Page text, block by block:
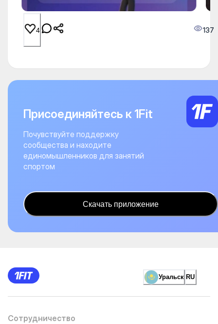
4 137
Присоединяйтесь к 1Fit
Почувствуйте поддержку
сообщества и находите
единомышленников для занятий
спортом
Скачать приложение
Уральск RU
Сотрудничество